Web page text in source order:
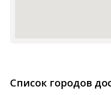
Список городов